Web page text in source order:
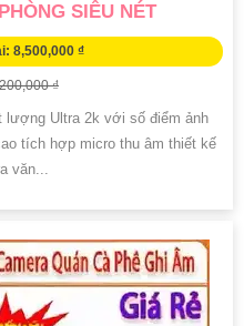
SIÊU NÉT
8,500,000 ₫
₫
lượng Ultra 2k với số điểm ảnh
tích hợp micro thu âm thiết kế
văn...